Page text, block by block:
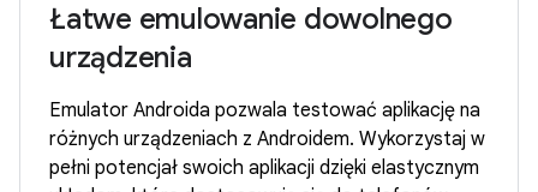
Łatwe emulowanie dowolnego
urządzenia
Emulator Androida pozwala testować aplikację na
różnych urządzeniach z Androidem. Wykorzystaj w
pełni potencjał swoich aplikacji dzięki elastycznym